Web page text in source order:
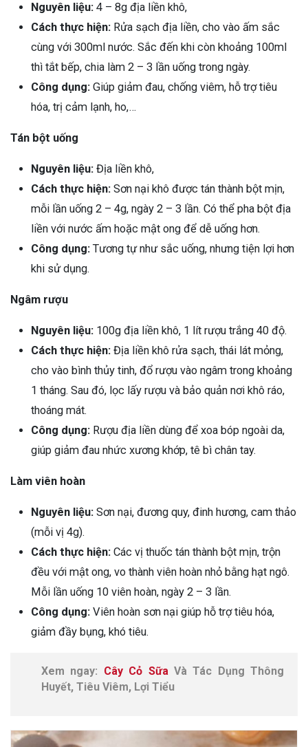
Nguyên liệu: 4 – 8g địa liền khô,
Cách thực hiện: Rửa sạch địa liền, cho vào ấm sắc
cùng với 300ml nước. Sắc đến khi còn khoảng 100ml
thì tắt bếp, chia làm 2 – 3 lần uống trong ngày.
Công dụng: Giúp giảm đau, chống viêm, hỗ trợ tiêu
hóa, trị cảm lạnh, ho,…
Tán bột uống
Nguyên liệu: Địa liền khô,
Cách thực hiện: Sơn nại khô được tán thành bột mịn,
mỗi lần uống 2 – 4g, ngày 2 – 3 lần. Có thể pha bột địa
liền với nước ấm hoặc mật ong để dễ uống hơn.
Công dụng: Tương tự như sắc uống, nhưng tiện lợi hơn
khi sử dụng.
Ngâm rượu
Nguyên liệu: 100g địa liền khô, 1 lít rượu trắng 40 độ.
Cách thực hiện: Địa liền khô rửa sạch, thái lát mỏng,
cho vào bình thủy tinh, đổ rượu vào ngâm trong khoảng
1 tháng. Sau đó, lọc lấy rượu và bảo quản nơi khô ráo,
thoáng mát.
Công dụng: Rượu địa liền dùng để xoa bóp ngoài da,
giúp giảm đau nhức xương khớp, tê bì chân tay.
Làm viên hoàn
Nguyên liệu: Sơn nại, đương quy, đinh hương, cam thảo
(mỗi vị 4g).
Cách thực hiện: Các vị thuốc tán thành bột mịn, trộn
đều với mật ong, vo thành viên hoàn nhỏ bằng hạt ngô.
Mỗi lần uống 10 viên hoàn, ngày 2 – 3 lần.
Công dụng: Viên hoàn sơn nại giúp hỗ trợ tiêu hóa,
giảm đầy bụng, khó tiêu.
Xem ngay: Cây Cỏ SữaVà Tác Dụng Thông
Huyết, Tiêu Viêm, Lợi Tiểu